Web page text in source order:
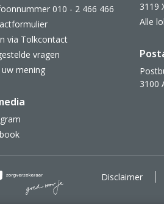
010 - 2 466 466
via Tolkcontact
vragen
uw mening
3119
Alle
3100
DSW Zorgverzekeraar.
Disclaimer